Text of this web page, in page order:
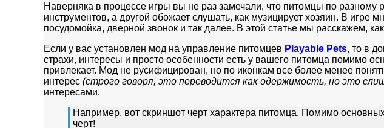
Наверняка в процессе игры вы не раз замечали, что питомцы по
инструментов, а другой обожает слушать, как музицирует хозяин. В игре
посудомойка, дверной звонок и так далее. В этой статье мы расскажем,
Если у вас установлен мод на управление питомцев Playable Pets, то в
страхи, интересы и просто особенности есть у вашего питомца помимо
привлекает. Мод не русифицирован, но по иконкам все более менее
интерес (строго говоря, это переводится как одержимость, но это
интересами.
Например, вот скриншот черт характера питомца. Помимо
черт!